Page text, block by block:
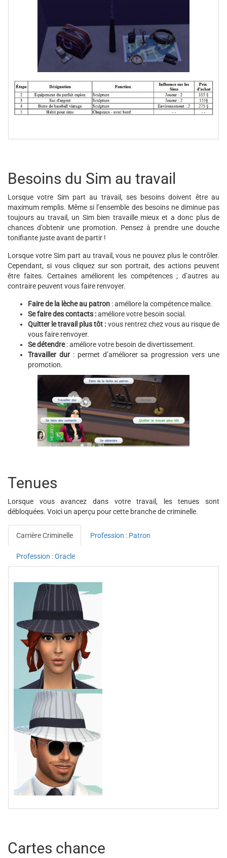
Besoins du Sim au travail
Lorsque votre Sim part au travail, ses besoins doivent être au
maximum remplis. Même si l’ensemble des besoins ne diminue pas
toujours au travail, un Sim bien travaille mieux et a donc plus de
chances d’obtenir une promotion. Pensez à prendre une douche
tonifiante juste avant de partir !
Lorsque votre Sim part au travail, vous ne pouvez plus le contrôler.
Cependant, si vous cliquez sur son portrait, des actions peuvent
être faites. Certaines améliorent les compétences ; d’autres au
contraire peuvent vous faire renvoyer.
Faire de la lèche au patron : améliore la compétence malice.
Se faire des contacts :améliore votre besoin social.
Quitter le travail plus tôt : vous rentrez chez vous au risque de
vous faire renvoyer.
Se détendre: améliore votre besoin de divertissement.
Travailler dur : permet d’améliorer sa progression vers une
promotion.
Tenues
Lorsque vous avancez dans votre travail, les tenues sont
débloquées. Voici un aperçu pour cette branche de criminelle.
Carrière Criminelle Profession : Patron
Profession : Oracle
Cartes chance